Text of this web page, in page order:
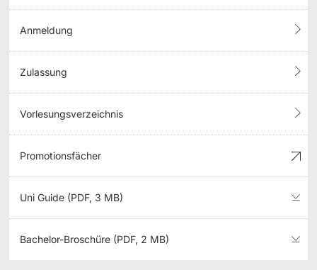
Anmeldung
Zulassung
Vorlesungsverzeichnis
Promotionsfächer
Uni Guide (PDF, 3 MB)
Bachelor-Broschüre (PDF, 2 MB)